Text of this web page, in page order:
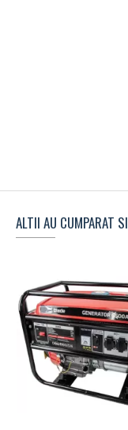
ALTII AU CUMPARAT SI